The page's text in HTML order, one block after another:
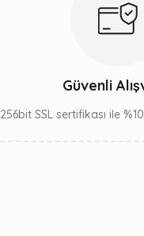
Güvenli
256bit SSL sertifikası ile